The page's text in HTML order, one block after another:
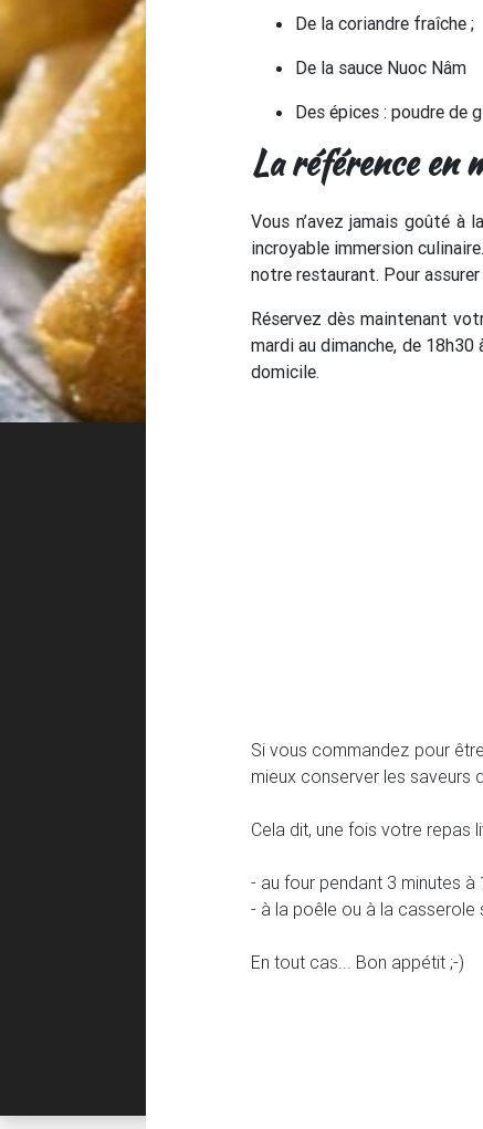
De la coriandre fraîche ;
De la sauce Nuoc Nâm
Des épices : poudre de
La référence en
Vous n’avez jamais goûté à
incroyable immersion
notre restaurant. Pour
Réservez dès maintenant
mardi au dimanche, de
domicile.
Si vous commandez pour
mieux conserver les saveurs
Cela dit, une fois votre repas
- au four pendant 3 minutes à
- à la poêle ou à la casserole
En tout cas... Bon appétit ;-)